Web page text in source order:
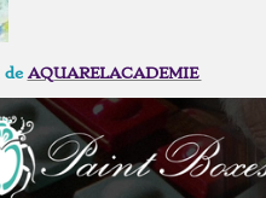
de AQUARELACADEMIE